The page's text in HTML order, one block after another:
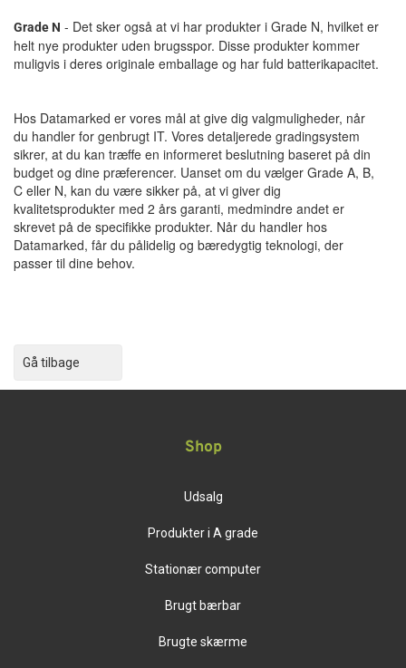
Grade N - Det sker også at vi har produkter i Grade N, hvilket er
helt nye produkter uden brugsspor. Disse produkter kommer
muligvis i deres originale emballage og har fuld batterikapacitet.
Hos Datamarked er vores mål at give dig valgmuligheder, når
du handler for genbrugt IT. Vores detaljerede gradingsystem
sikrer, at du kan træffe en informeret beslutning baseret på din
budget og dine præferencer. Uanset om du vælger Grade A, B,
C eller N, kan du være sikker på, at vi giver dig
kvalitetsprodukter med 2 års garanti, medmindre andet er
skrevet på de specifikke produkter. Når du handler hos
Datamarked, får du pålidelig og bæredygtig teknologi, der
passer til dine behov.
Gå tilbage
Shop
Udsalg
Produkter i A grade
Stationær computer
Brugt bærbar
Brugte skærme